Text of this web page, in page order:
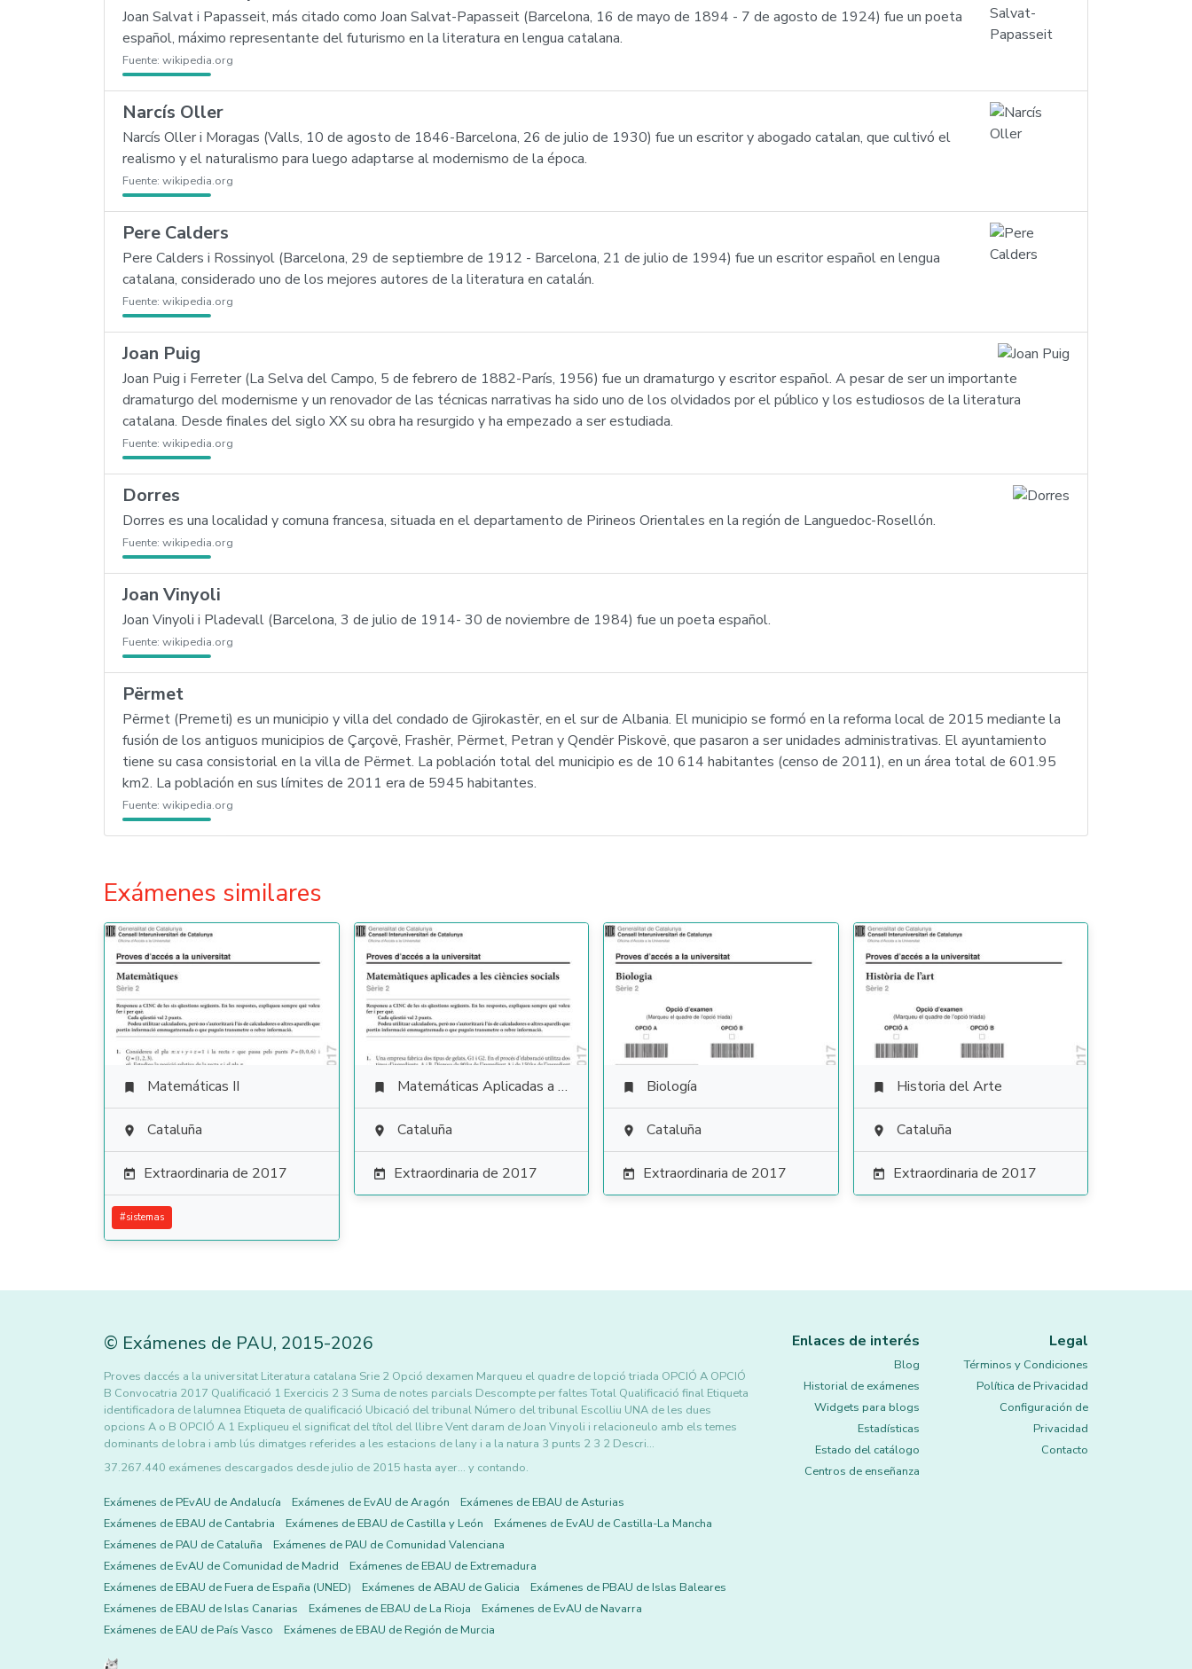
Joan Salvat i Papasseit, más citado como Joan Salvat-Papasseit (Barcelona, 16 de mayo de 1894 - 7 de agosto de 1924) fue un poeta
español, máximo representante del futurismo en la literatura en lengua catalana.
Fuente: wikipedia.org
Narcís Oller
Narcís Oller i Moragas (Valls, 10 de agosto de 1846-Barcelona, 26 de julio de 1930) fue un escritor y abogado catalan, que cultivó el
realismo y el naturalismo para luego adaptarse al modernismo de la época.
Fuente: wikipedia.org
Pere Calders
Pere Calders i Rossinyol (Barcelona, 29 de septiembre de 1912 - Barcelona, 21 de julio de 1994) fue un escritor español en lengua
catalana, considerado uno de los mejores autores de la literatura en catalán.
Fuente: wikipedia.org
Joan Puig
Joan Puig i Ferreter (La Selva del Campo, 5 de febrero de 1882-París, 1956) fue un dramaturgo y escritor español. A pesar de ser un importante
dramaturgo del modernisme y un renovador de las técnicas narrativas ha sido uno de los olvidados por el público y los estudiosos de la literatura
catalana. Desde finales del siglo XX su obra ha resurgido y ha empezado a ser estudiada.
Fuente: wikipedia.org
Dorres
Dorres es una localidad y comuna francesa, situada en el departamento de Pirineos Orientales en la región de Languedoc-Rosellón.
Fuente: wikipedia.org
Joan Vinyoli
Joan Vinyoli i Pladevall (Barcelona, 3 de julio de 1914- 30 de noviembre de 1984) fue un poeta español.
Fuente: wikipedia.org
Përmet
Përmet (Premeti) es un municipio y villa del condado de Gjirokastër, en el sur de Albania. El municipio se formó en la reforma local de 2015 mediante la
fusión de los antiguos municipios de Çarçovë, Frashër, Përmet, Petran y Qendër Piskovë, que pasaron a ser unidades administrativas. El ayuntamiento
tiene su casa consistorial en la villa de Përmet. La población total del municipio es de 10 614 habitantes (censo de 2011), en un área total de 601.95
km2. La población en sus límites de 2011 era de 5945 habitantes.
Fuente: wikipedia.org
Exámenes similares
 Matemáticas II
 Cataluña
 Extraordinaria de 2017
#sistemas
 Matemáticas Aplicadas a las Ciencias Sociales
 Cataluña
 Extraordinaria de 2017
 Biología
 Cataluña
 Extraordinaria de 2017
 Historia del Arte
 Cataluña
 Extraordinaria de 2017
© Exámenes de PAU, 2015-2026
Proves daccés a la universitat Literatura catalana Srie 2 Opció dexamen Marqueu el quadre de lopció triada OPCIÓ A OPCIÓ
B Convocatria 2017 Qualificació 1 Exercicis 2 3 Suma de notes parcials Descompte per faltes Total Qualificació final Etiqueta
identificadora de lalumnea Etiqueta de qualificació Ubicació del tribunal Número del tribunal Escolliu UNA de les dues
opcions A o B OPCIÓ A 1 Expliqueu el significat del títol del llibre Vent daram de Joan Vinyoli i relacioneulo amb els temes
dominants de lobra i amb lús dimatges referides a les estacions de lany i a la natura 3 punts 2 3 2 Descri…
37.267.440 exámenes descargados desde julio de 2015 hasta ayer... y contando.
Exámenes de PEvAU de Andalucía Exámenes de EvAU de Aragón
Exámenes de EBAU de Asturias
Exámenes de EBAU de Cantabria
Exámenes de EBAU de Castilla y León
Exámenes de EvAU de Castilla-La Mancha
Exámenes de PAU de Cataluña
Exámenes de PAU de Comunidad Valenciana
Exámenes de EvAU de Comunidad de Madrid
Exámenes de EBAU de Extremadura
Exámenes de EBAU de Fuera de España (UNED)
Exámenes de ABAU de Galicia
Exámenes de PBAU de Islas Baleares
Exámenes de EBAU de Islas Canarias
Exámenes de EBAU de La Rioja
Exámenes de EvAU de Navarra
Exámenes de EAU de País Vasco
Exámenes de EBAU de Región de Murcia
Enlaces de interés
Blog
Historial de exámenes
Widgets para blogs
Estadísticas
Estado del catálogo
Centros de enseñanza
Legal
Términos y Condiciones
Política de Privacidad
Configuración de
Privacidad
Contacto